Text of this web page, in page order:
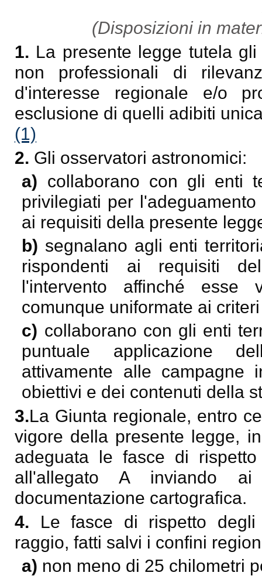
(Disposizioni in
1. La presente legge tutela
non professionali di
d'interesse regionale e/o
esclusione di quelli adibiti
(1)
2. Gli osservatori astronomici:
a) collaborano con gli enti
privilegiati per
ai requisiti della presente
b) segnalano agli enti
rispondenti ai requisiti
l'intervento affinché esse
comunque uniformate ai
c) collaborano con gli enti
puntuale applicazione
attivamente alle campagne
obiettivi e dei contenuti della
3.La Giunta regionale, entro
vigore della presente legge,
adeguata le fasce di
all'allegato A inviando
documentazione cartografica.
4.
Le fasce di rispetto degli
raggio, fatti salvi i confini
a) non meno di 25 chilometri